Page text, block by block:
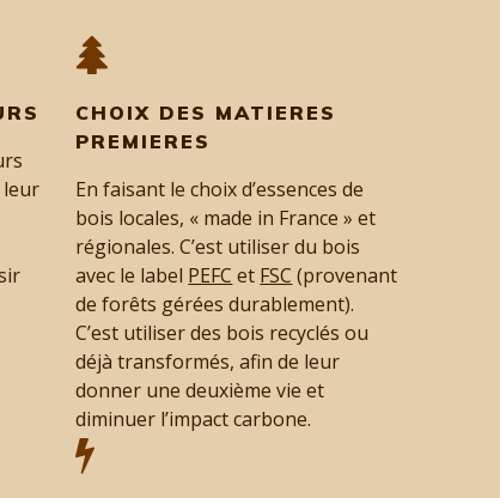
leur
CHOIX DES MATIERES
PREMIERES
En faisant le choix d’essences de
bois locales, « made in France » et
régionales. C’est utiliser du bois
avec le label PEFC et FSC (provenant
de forêts gérées durablement).
C’est utiliser des bois recyclés ou
déjà transformés, afin de leur
donner une deuxième vie et
diminuer l’impact carbone.